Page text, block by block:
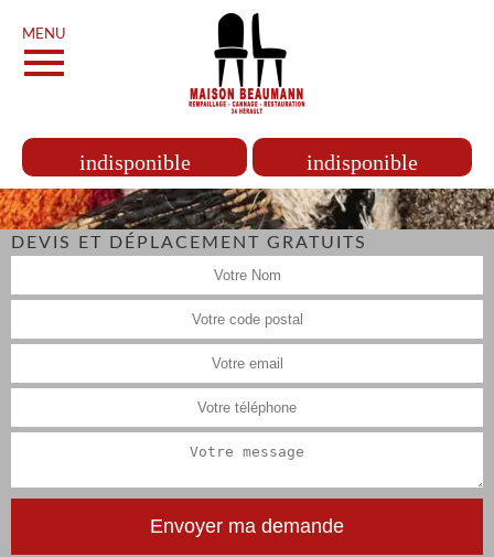
MENU
indisponible indisponible
DEVIS ET DÉPLACEMENT GRATUITS